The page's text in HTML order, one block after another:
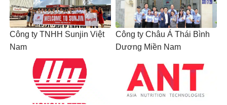
Công ty TNHH Sunjin Việt
Nam
Công ty Châu Á Thái Bình
Dương Miền Nam